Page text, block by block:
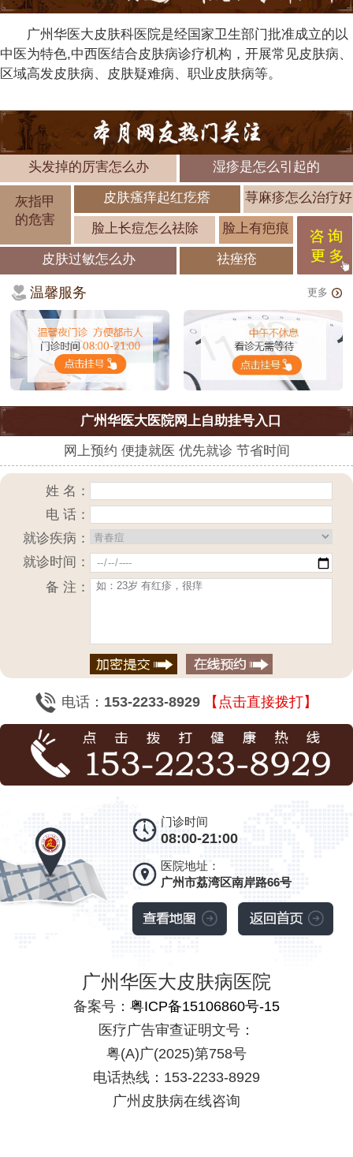
广州华医大皮肤科医院是经国家卫生部门批准成立的以
中医为特色,中西医结合皮肤病诊疗机构，开展常见皮肤病、
区域高发皮肤病、皮肤疑难病、职业皮肤病等。
头发掉的厉害怎么办 湿疹是怎么引起的
灰指甲
的危害
皮肤瘙痒起红疙瘩 荨麻疹怎么治疗好
脸上长痘怎么祛除 脸上有疤痕
皮肤过敏怎么办 祛痤疮
温馨服务 更多
广州华医大医院网上自助挂号入口
网上预约 便捷就医 优先就诊 节省时间
姓 名：
电 话：
就诊疾病：
就诊时间：
备 注：
电话： 153-2233-8929 【点击直接拨打】
门诊时间
08:00-21:00
医院地址：
广州市荔湾区南岸路66号
广州华医大皮肤病医院
备案号： 粤ICP备15106860号-15
医疗广告审查证明文号：
粤(A)广(2025)第758号
电话热线：153-2233-8929
广州皮肤病在线咨询